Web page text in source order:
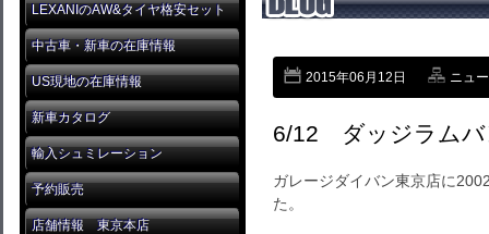
LEXANIのAW&タイヤ格安セット
中古車・新車の在庫情報
US現地の在庫情報
新車カタログ
輸入シュミレーション
予約販売
店舗情報 東京本店
2015年06月12日 ニュ
6/12 ダッジラムバ
ガレージダイバン東京店に
た。